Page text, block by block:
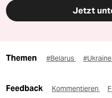
Jetzt
Themen #Belarus #Ukraine
Feedback Kommentieren